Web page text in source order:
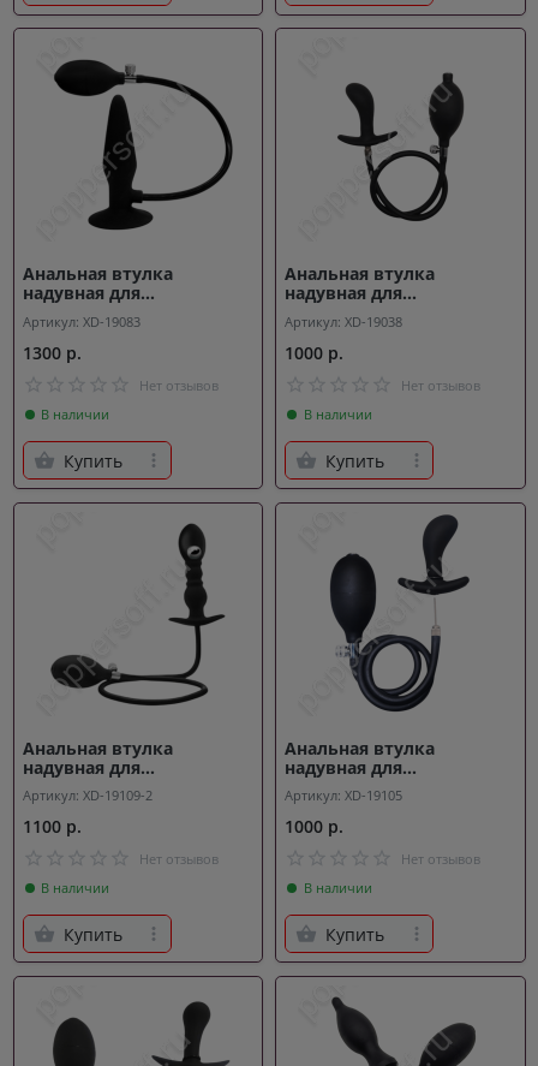
Анальная втулка
надувная для
расширения Charge
Артикул: XD-19083
1300 р.
Нет отзывов
В наличии
Купить
Анальная втулка
надувная для
расширения Diesel
Артикул: XD-19038
1000 р.
Нет отзывов
В наличии
Купить
Анальная втулка
надувная для
расширения Impact
Артикул: XD-19109-2
1100 р.
Нет отзывов
В наличии
Купить
Анальная втулка
надувная для
расширения Overdrive
Артикул: XD-19105
1000 р.
Нет отзывов
В наличии
Купить